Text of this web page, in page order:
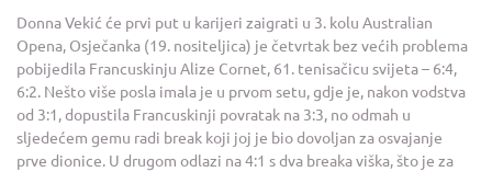
Donna Vekić će prvi put u karijeri zaigrati u 3. kolu Australian
Opena, Osječanka (19. nositeljica) je četvrtak bez većih problema
pobijedila Francuskinju Alize Cornet, 61. tenisačicu svijeta – 6:4,
6:2. Nešto više posla imala je u prvom setu, gdje je, nakon vodstva
od 3:1, dopustila Francuskinji povratak na 3:3, no odmah u
sljedećem gemu radi break koji joj je bio dovoljan za osvajanje
prve dionice. U drugom odlazi na 4:1 s dva breaka viška, što je za